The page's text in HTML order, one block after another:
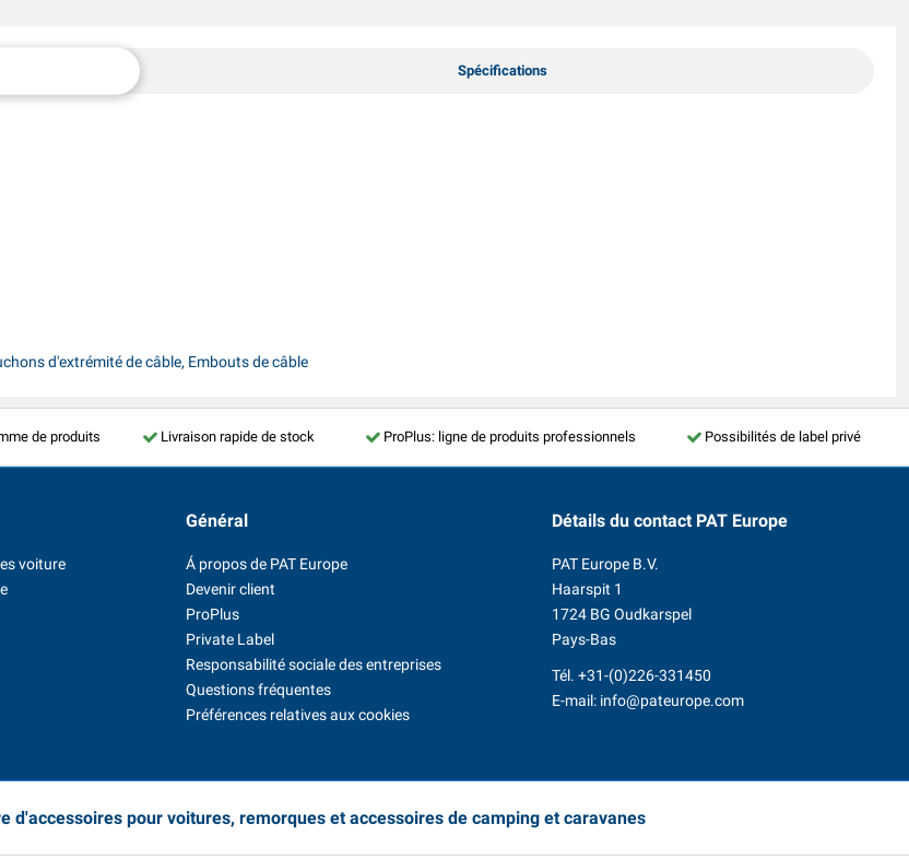
Spécifications
d'extrémité de câble, Embouts de câble
de produits Livraison rapide de stock ProPlus: ligne de produits professionnels Possibilités de label privé
voiture
Général
Á propos de PAT Europe
Devenir client
ProPlus
Private Label
Responsabilité sociale des entreprises
Questions fréquentes
Préférences relatives aux cookies
Détails du contactPAT Europe
PAT Europe B.V.
Haarspit 1
1724 BG Oudkarspel
Pays-Bas
Tél. +31-(0)226-331450
E-mail: info@pateurope.com
d'accessoires pour voitures, remorques et accessoires de camping et caravanes